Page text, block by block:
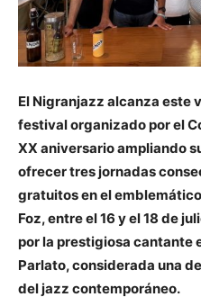
El Nigranjazz alcanza este
festival organizado por el
XX aniversario ampliando
ofrecer tres jornadas
gratuitos en el
Foz, entre el 16 y el 18 de
por la prestigiosa cantante
Parlato, considerada una
del jazz contemporáneo.